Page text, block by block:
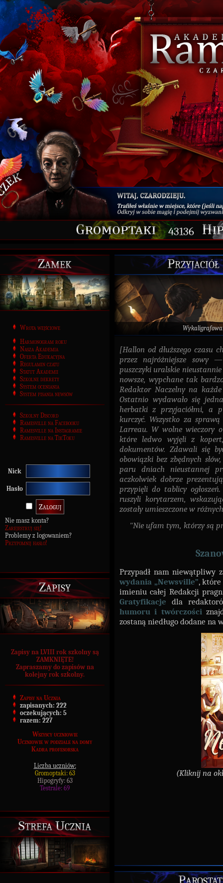
43136
Zamek
Wrota wejściowe
Harmonogram roku
Nasza Akademia
Oferta Edukacyjna
Regulamin czatu
Statut Akademii
Szkolne dekrety
System oceniania
System pisania newsów
Szkolny Discord
Ramesville na Facebooku
Ramesville na Instagramie
Ramesville na TikToku
Nick
Hasło
Nie masz konta?
Zarejestruj się!
Problemy z logowaniem?
Przypomnij hasło!
Zapisy
Zapisy na LVIII rok szkolny są
ZAMKNIĘTE!
Zapraszamy do zapisów na
kolejny rok szkolny.
Zapisy na Ucznia
zapisanych: 222
oczekujących: 5
razem: 227
Wszyscy uczniowie
Uczniowie w podziale na domy
Kadra profesorska
Liczba uczniów:
Gromoptaki: 63
Hipogryfy: 63
Testrale: 69
Strefa Ucznia
Przyjaciół
[Hallon od dłuższego czasu
przez najróżniejsze sowy
puszczyki uralskie
nowsze, wypchane tak
Redaktor Naczelny na
Ostatnio wydawało się
herbatki z przyjaciółmi, a
kurczyć. Wszystko za
Larreau. W wolne wieczory
które ledwo wyjęli z
dokumentów. Zdawali się
obowiązki bez zbędnych
paru dniach nieustannej
aczkolwiek dobrze
przypięli do tablicy
ruszyli korytarzem,
zostały umieszczone w
"Nie ufam tym, którzy są
Przypadł nam niewątpliwy
wydania „Newsville”, które
imieniu całej Redakcji
Gratyfikacje dla
humoru i twórczości
zostaną niedługo dodane na
(Kliknij na